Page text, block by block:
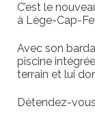
C’est le
à Lège-Cap-
Avec son
piscine
terrain et lui
Détendez-